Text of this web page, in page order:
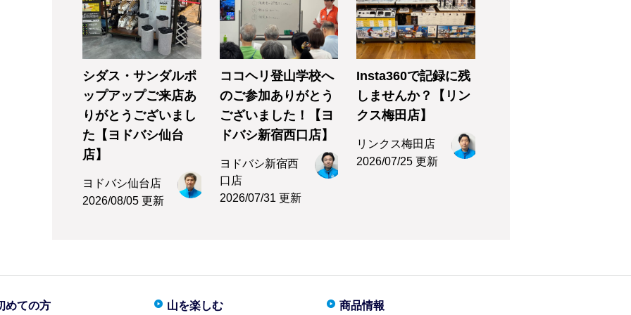
シダス・サンダルポ
ップアップご来店あ
りがとうございまし
た【ヨドバシ仙台
店】
ヨドバシ仙台店
2026/08/05 更新
ココヘリ登山学校へ
のご参加ありがとう
ございました！【ヨ
ドバシ新宿西口店】
ヨドバシ新宿西
口店
2026/07/31 更新
Insta360で記録に残
しませんか？【リン
クス梅田店】
リンクス梅田店
2026/07/25 更新
めての方 山を楽しむ 商品情報